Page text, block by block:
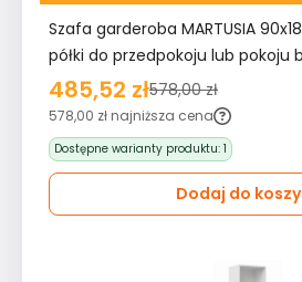
Szafa garderoba MARTUSIA
półki do przedpokoju lub pokoju
485,52 zł578,00 zł
578,00 zł najniższa cena
Dostępne warianty produktu: 1
Dodaj do